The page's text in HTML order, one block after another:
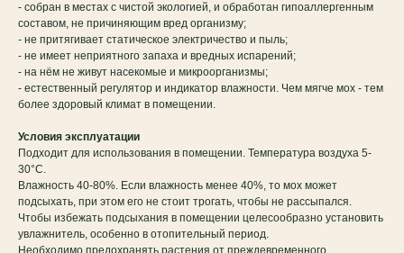
- собран в местах с чистой экологией, и обработан гипоаллергенным
составом, не причиняющим вред организму;
- не притягивает статическое электричество и пыль;
- не имеет неприятного запаха и вредных испарений;
- на нём не живут насекомые и микроорганизмы;
- естественный регулятор и индикатор влажности. Чем мягче мох - тем
более здоровый климат в помещении.
Условия эксплуатации
Подходит для использования в помещении. Температура воздуха 5-
30°C.
Влажность 40-80%. Если влажность менее 40%, то мох может
подсыхать, при этом его не стоит трогать, чтобы не рассыпался.
Чтобы избежать подсыхания в помещении целесообразно установить
увлажнитель, особенно в отопительный период.